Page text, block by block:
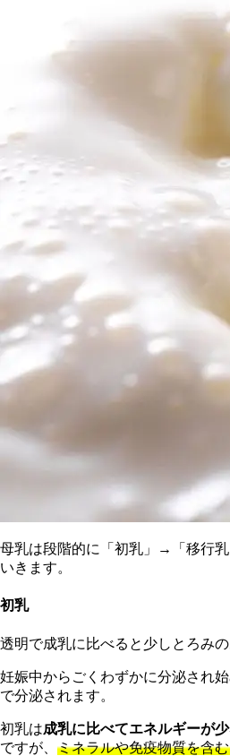
母乳は段階的に「初乳」→「移行
いきます。
初乳
透明で成乳に比べると少しとろみの
妊娠中からごくわずかに分泌され
で分泌されます。
初乳は成乳に比べてエネルギーが
ですが、 ミネラルや免疫物質を含